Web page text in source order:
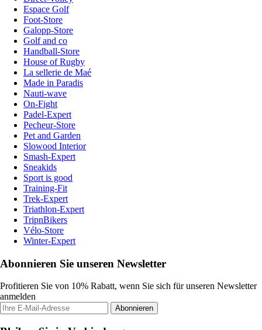
Espace Golf
Foot-Store
Galopp-Store
Golf and co
Handball-Store
House of Rugby
La sellerie de Maé
Made in Paradis
Nauti-wave
On-Fight
Padel-Expert
Pecheur-Store
Pet and Garden
Slowood Interior
Smash-Expert
Sneakids
Sport is good
Training-Fit
Trek-Expert
Triathlon-Expert
TripnBikers
Vélo-Store
Winter-Expert
Abonnieren Sie unseren Newsletter
Profitieren Sie von 10% Rabatt, wenn Sie sich für unseren Newsletter
anmelden
Abonnieren